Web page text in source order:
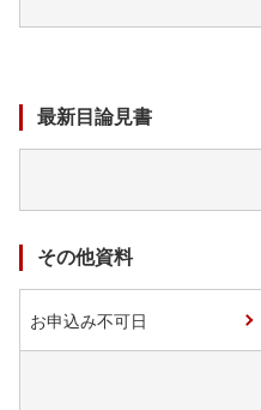
最新目論見書
その他資料
お申込み不可日